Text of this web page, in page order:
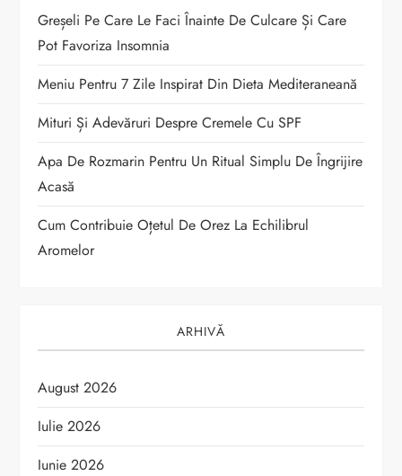
t
i
c
o
l
e
Greșeli Pe Care Le Faci Înainte De Culcare Și Care
Pot Favoriza Insomnia
Meniu Pentru 7 Zile Inspirat Din Dieta Mediteraneană
Mituri Și Adevăruri Despre Cremele Cu SPF
Apa De Rozmarin Pentru Un Ritual Simplu De Îngrijire
Acasă
Cum Contribuie Oțetul De Orez La Echilibrul
Aromelor
ARHIVĂ
August 2026
Iulie 2026
Iunie 2026